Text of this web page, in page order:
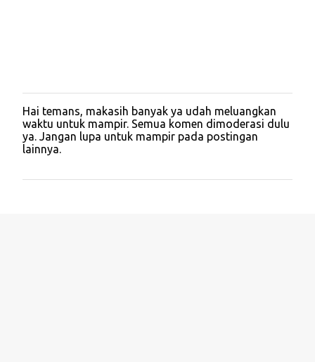
P
o
s
t
C
Hai temans, makasih banyak ya udah meluangkan
waktu untuk mampir. Semua komen dimoderasi dulu
ya. Jangan lupa untuk mampir pada postingan
lainnya.